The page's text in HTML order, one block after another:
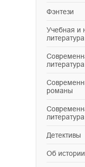
фэнтези
учебная и научная
литература
современная русская
литература
современные любовные
романы
современная зарубежная
литература
детективы
об